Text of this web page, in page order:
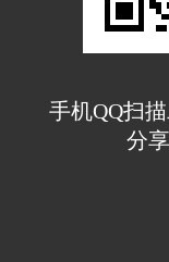
手机QQ扫
分